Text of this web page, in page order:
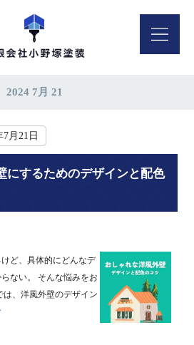
2024 7月 21
7月21日
にするためのデザインと配色
ど、具体的にどんなデ
ない。 そんな悩みをお
、洋風外壁のデザイン